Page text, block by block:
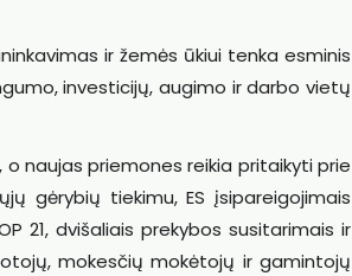
ir žemės ūkiui tenka esminis
investicijų, augimo ir darbo vietų
naujas priemones reikia pritaikyti prie
gėrybių tiekimu, ES įsipareigojimais
21, dvišaliais prekybos susitarimais ir
mokesčių mokėtojų ir gamintojų